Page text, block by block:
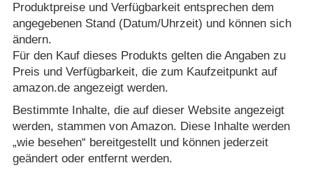
Produktpreise und Verfügbarkeit entsprechen dem
angegebenen Stand (Datum/Uhrzeit) und können sich
ändern.
Für den Kauf dieses Produkts gelten die Angaben zu
Preis und Verfügbarkeit, die zum Kaufzeitpunkt auf
amazon.de angezeigt werden.
Bestimmte Inhalte, die auf dieser Website angezeigt
werden, stammen von Amazon. Diese Inhalte werden
„wie besehen“ bereitgestellt und können jederzeit
geändert oder entfernt werden.